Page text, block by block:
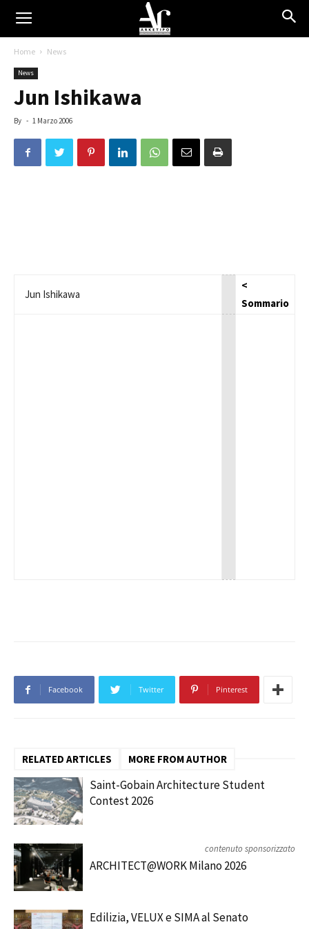
Home News
News
Jun Ishikawa
By - 1 Marzo 2006
Jun Ishikawa
<
Sommario
Facebook Twitter Pinterest
RELATED ARTICLES MORE FROM AUTHOR
Saint-Gobain Architecture Student
Contest 2026
contenuto sponsorizzato
ARCHITECT@WORK Milano 2026
Edilizia, VELUX e SIMA al Senato